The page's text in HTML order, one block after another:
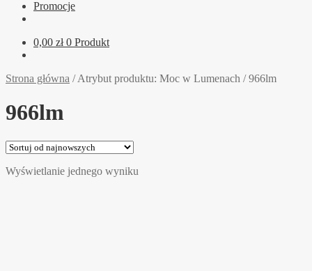
Promocje
0,00 zł 0 Produkt
Strona główna /Atrybut produktu: Moc w Lumenach /966lm
966lm
Wyświetlanie jednego wyniku